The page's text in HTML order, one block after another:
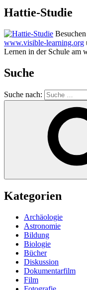
Hattie-Studie
www.visible-learning.org
Lernen in der Schule am
Suche
Suche nach:
Kategorien
Archäologie
Astronomie
Bildung
Biologie
Bücher
Diskussion
Dokumentarfilm
Film